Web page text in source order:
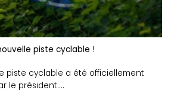
piste cyclable !
piste cyclable a été officiellement
le président....